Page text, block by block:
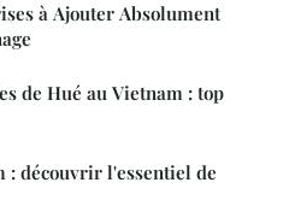
à Ajouter Absolument
de Hué au Vietnam : top
: découvrir l'essentiel de